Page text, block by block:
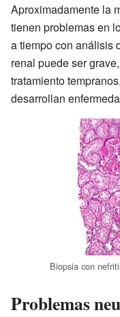
Aproximadamente la
tienen problemas en
a tiempo con análisis
renal puede ser
tratamiento
desarrollan
Biopsia con
Problemas